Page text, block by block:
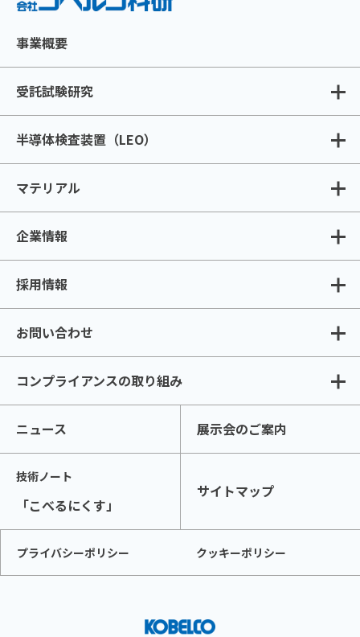
事業概要
受託試験研究
半導体検査装置（LEO）
マテリアル
企業情報
採用情報
お問い合わせ
コンプライアンスの取り組み
ニュース 展示会のご案内
技術ノート
「こべるにくす」
サイトマップ
プライバシーポリシー クッキーポリシー